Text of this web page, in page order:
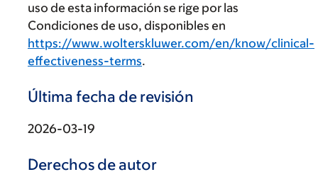
uso de esta información se rige por las
Condiciones de uso, disponibles en
https://www.wolterskluwer.com/en/know/clinical-
effectiveness-terms.
Última fecha de revisión
2026-03-19
Derechos de autor